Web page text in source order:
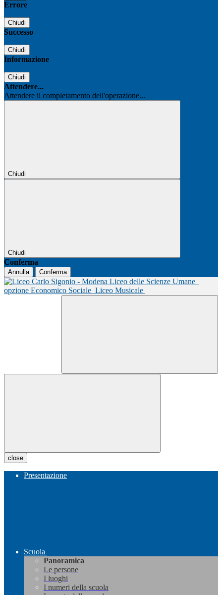
Errore
Chiudi
Successo
Chiudi
Informazione
Chiudi
Attendere...
Attendere il completamento dell'operazione...
Chiudi
Chiudi
Conferma
Annulla Conferma
Liceo delle Scienze Umane
opzione Economico Sociale Liceo Musicale
close
Presentazione
Scuola
Panoramica
Le persone
I luoghi
I numeri della scuola